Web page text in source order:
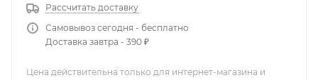
Рассчитать доставку
Самовывоз сегодня - бесплатно
Доставка завтра - 390 ₽
Цена действительна только для интернет-магазина и